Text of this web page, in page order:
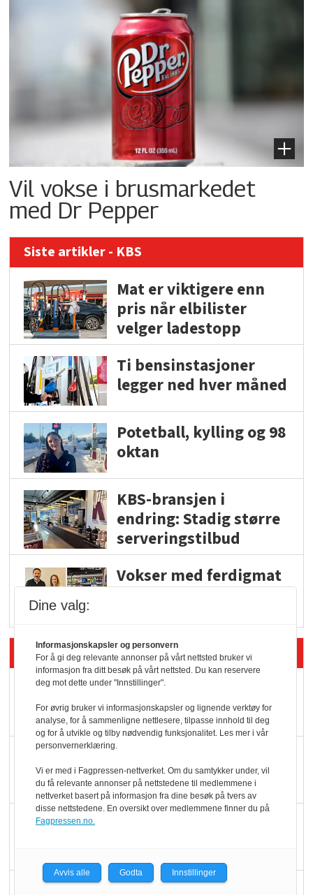
Vil vokse i brusmarkedet
med Dr Pepper
Siste artikler - KBS
Mat er viktigere enn
pris når elbilister
velger ladestopp
Ti bensinstasjoner
legger ned hver måned
Potetball, kylling og 98
oktan
KBS-bransjen i
endring: Stadig større
serveringstilbud
Vokser med ferdigmat
i dagligvare
Siste artikler - Butikk i praksis
Rema-flaggskip
dundrer videre
ølsalget
Dine valg:
Informasjonskapsler og personvern
For å gi deg relevante annonser på vårt nettsted bruker vi
informasjon fra ditt besøk på vårt nettsted. Du kan reservere
deg mot dette under "Innstillinger".
For øvrig bruker vi informasjonskapsler og lignende verktøy for
analyse, for å sammenligne nettlesere, tilpasse innhold til deg
og for å utvikle og tilby nødvendig funksjonalitet. Les mer i vår
personvernerklæring.
Vi er med i Fagpressen-nettverket. Om du samtykker under, vil
du få relevante annonser på nettstedene til medlemmene i
nettverket basert på informasjon fra dine besøk på tvers av
disse nettstedene. En oversikt over medlemmene finner du på
Fagpressen.no.
Avvis alle Godta Innstillinger